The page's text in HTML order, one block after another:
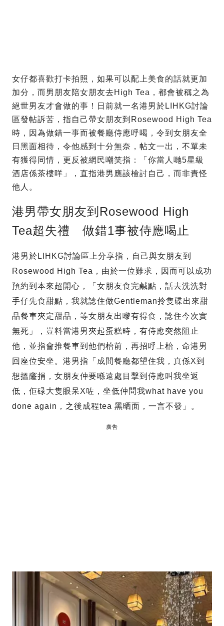
女仔都喜歡打卡拍照，如果可以配上美食的話就更加
加分，而男朋友陪女朋友去High Tea，都會被稱之為
絕世男友才會做的事！日前就一名港男於LIHKG討論
區發帖訴苦，指自己帶女朋友到Rosewood High Tea
時，因為做錯一事而被餐廳侍應呼喝，令到女朋友全
日黑面相待，令他感到十分無奈，帖文一出，不單未
有獲得同情，更反被網民嘲笑指：「你當人哋5星級
酒店係茶樓咩」，直指港男應該檢討自己，而非責怪
他人。
港男帶女朋友到Rosewood High
Tea超失禮 做錯1事被侍應喝止
港男於LIHKG討論區上分享指，自己與女朋友到
Rosewood High Tea，由於一位難求，因而可以成功
預約到本來超開心，「女朋友食完鹹點，話去洗洗對
手仔先食甜點，我就諗住做Gentleman拎隻碟出來甜
品餐車夾定甜品，等女朋友出嚟有得食，諗住今次實
無死」，豈料當港男夾起蛋糕時，有侍應突然阻止
他，並指會推餐車到他們枱前，再招呼上枱，命港男
回座位安坐。港男指「成間餐廳都望住我，真係X到
想搵窿捐，女朋友仲要喺遠處目擊到侍應叫我坐返
低，佢碌大隻眼呆X咗，坐低仲問我what have you
done again，之後成程tea 黑晒面，一言不發」。
廣告